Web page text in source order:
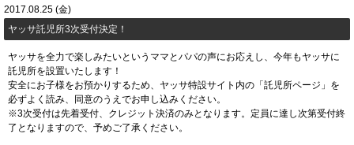
2017.08.25 (金)
ヤッサ託児所3次受付決定！
ヤッサを全力で楽しみたいというママとパパの声にお応えし、今年もヤッサに
託児所を設置いたします！
安全にお子様をお預かりするため、ヤッサ特設サイト内の「託児所ページ」を
必ずよく読み、同意のうえでお申し込みください。
※3次受付は先着受付、クレジット決済のみとなります。定員に達し次第受付終
了となりますので、予めご了承ください。